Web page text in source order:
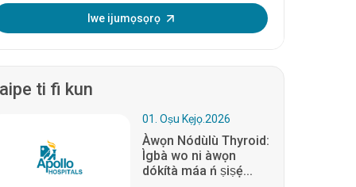
Iwe ijumọsọrọ
ti fi kun
01. Oṣu Kẹjọ.2026
Àwọn Nódùlù Thyroid:
Ìgbà wo ni àwọn
dókítà máa ń ṣiṣẹ́...